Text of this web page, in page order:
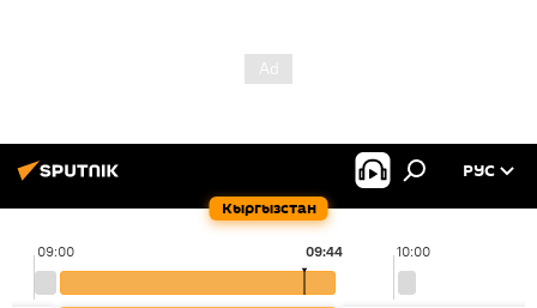
Кыргызстан
РУС
09:00 10:00
09:44